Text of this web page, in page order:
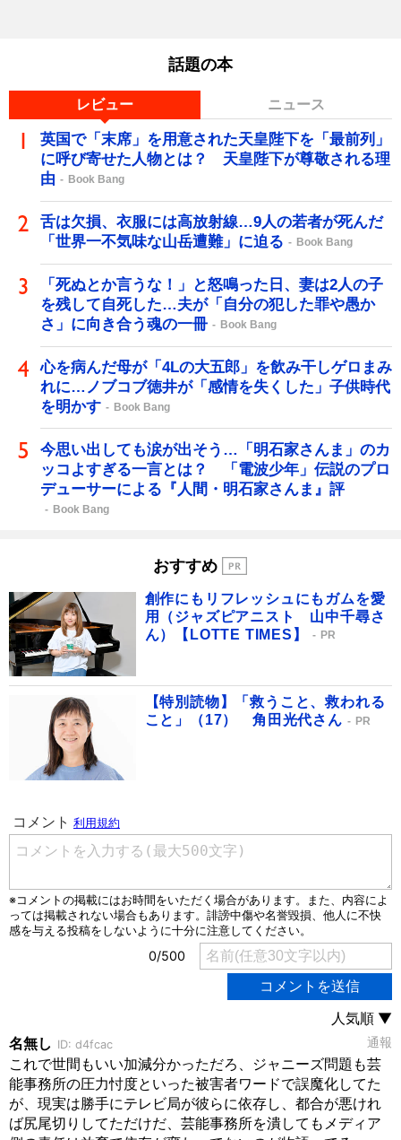
話題の本
レビュー ニュース
英国で「末席」を用意された天皇陛下を「最前列」
に呼び寄せた人物とは？ 天皇陛下が尊敬される理
由
Book Bang
舌は欠損、衣服には高放射線…9人の若者が死んだ
「世界一不気味な山岳遭難」に迫る
Book Bang
「死ぬとか言うな！」と怒鳴った日、妻は2人の子
を残して自死した…夫が「自分の犯した罪や愚か
さ」に向き合う魂の一冊
Book Bang
心を病んだ母が「4Lの大五郎」を飲み干しゲロまみ
れに…ノブコブ徳井が「感情を失くした」子供時代
を明かす
Book Bang
今思い出しても涙が出そう…「明石家さんま」のカ
ッコよすぎる一言とは？ 「電波少年」伝説のプロ
デューサーによる『人間・明石家さんま』評
Book Bang
おすすめ
創作にもリフレッシュにもガムを愛
用（ジャズピアニスト 山中千尋さ
ん）【LOTTE TIMES】
PR
【特別読物】「救うこと、救われる
こと」（17） 角田光代さん
PR